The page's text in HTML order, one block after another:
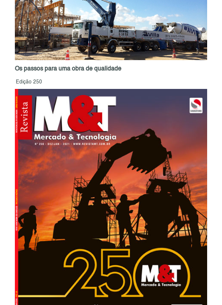
Os passos para uma obra de qualidade
Edição 250